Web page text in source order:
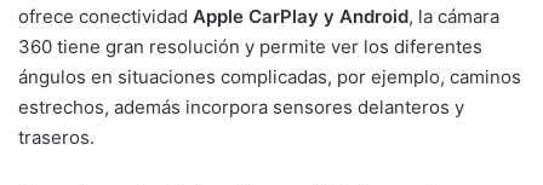
ofrece conectividad Apple CarPlay y Android, la cámara
360 tiene gran resolución y permite ver los diferentes
ángulos en situaciones complicadas, por ejemplo, caminos
estrechos, además incorpora sensores delanteros y
traseros.